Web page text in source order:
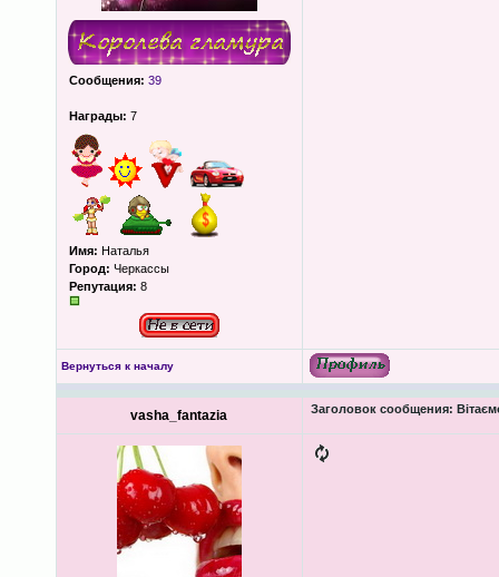
Сообщения: 39
Награды: 7
Имя: Наталья
Город: Черкассы
Репутация: 8
Вернуться к началу
vasha_fantazia Заголовок сообщения: